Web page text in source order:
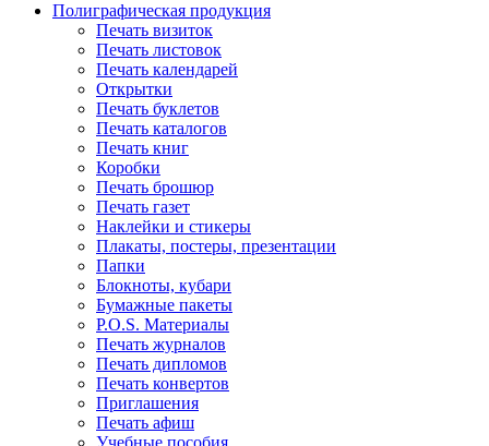
Полиграфическая продукция
Печать визиток
Печать листовок
Печать календарей
Открытки
Печать буклетов
Печать каталогов
Печать книг
Коробки
Печать брошюр
Печать газет
Наклейки и стикеры
Плакаты, постеры, презентации
Папки
Блокноты, кубари
Бумажные пакеты
P.O.S. Материалы
Печать журналов
Печать дипломов
Печать конвертов
Приглашения
Печать афиш
Учебные пособия